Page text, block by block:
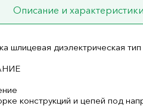
Описание и характеристики
шлицевая диэлектрическая
конструкций и цепей под